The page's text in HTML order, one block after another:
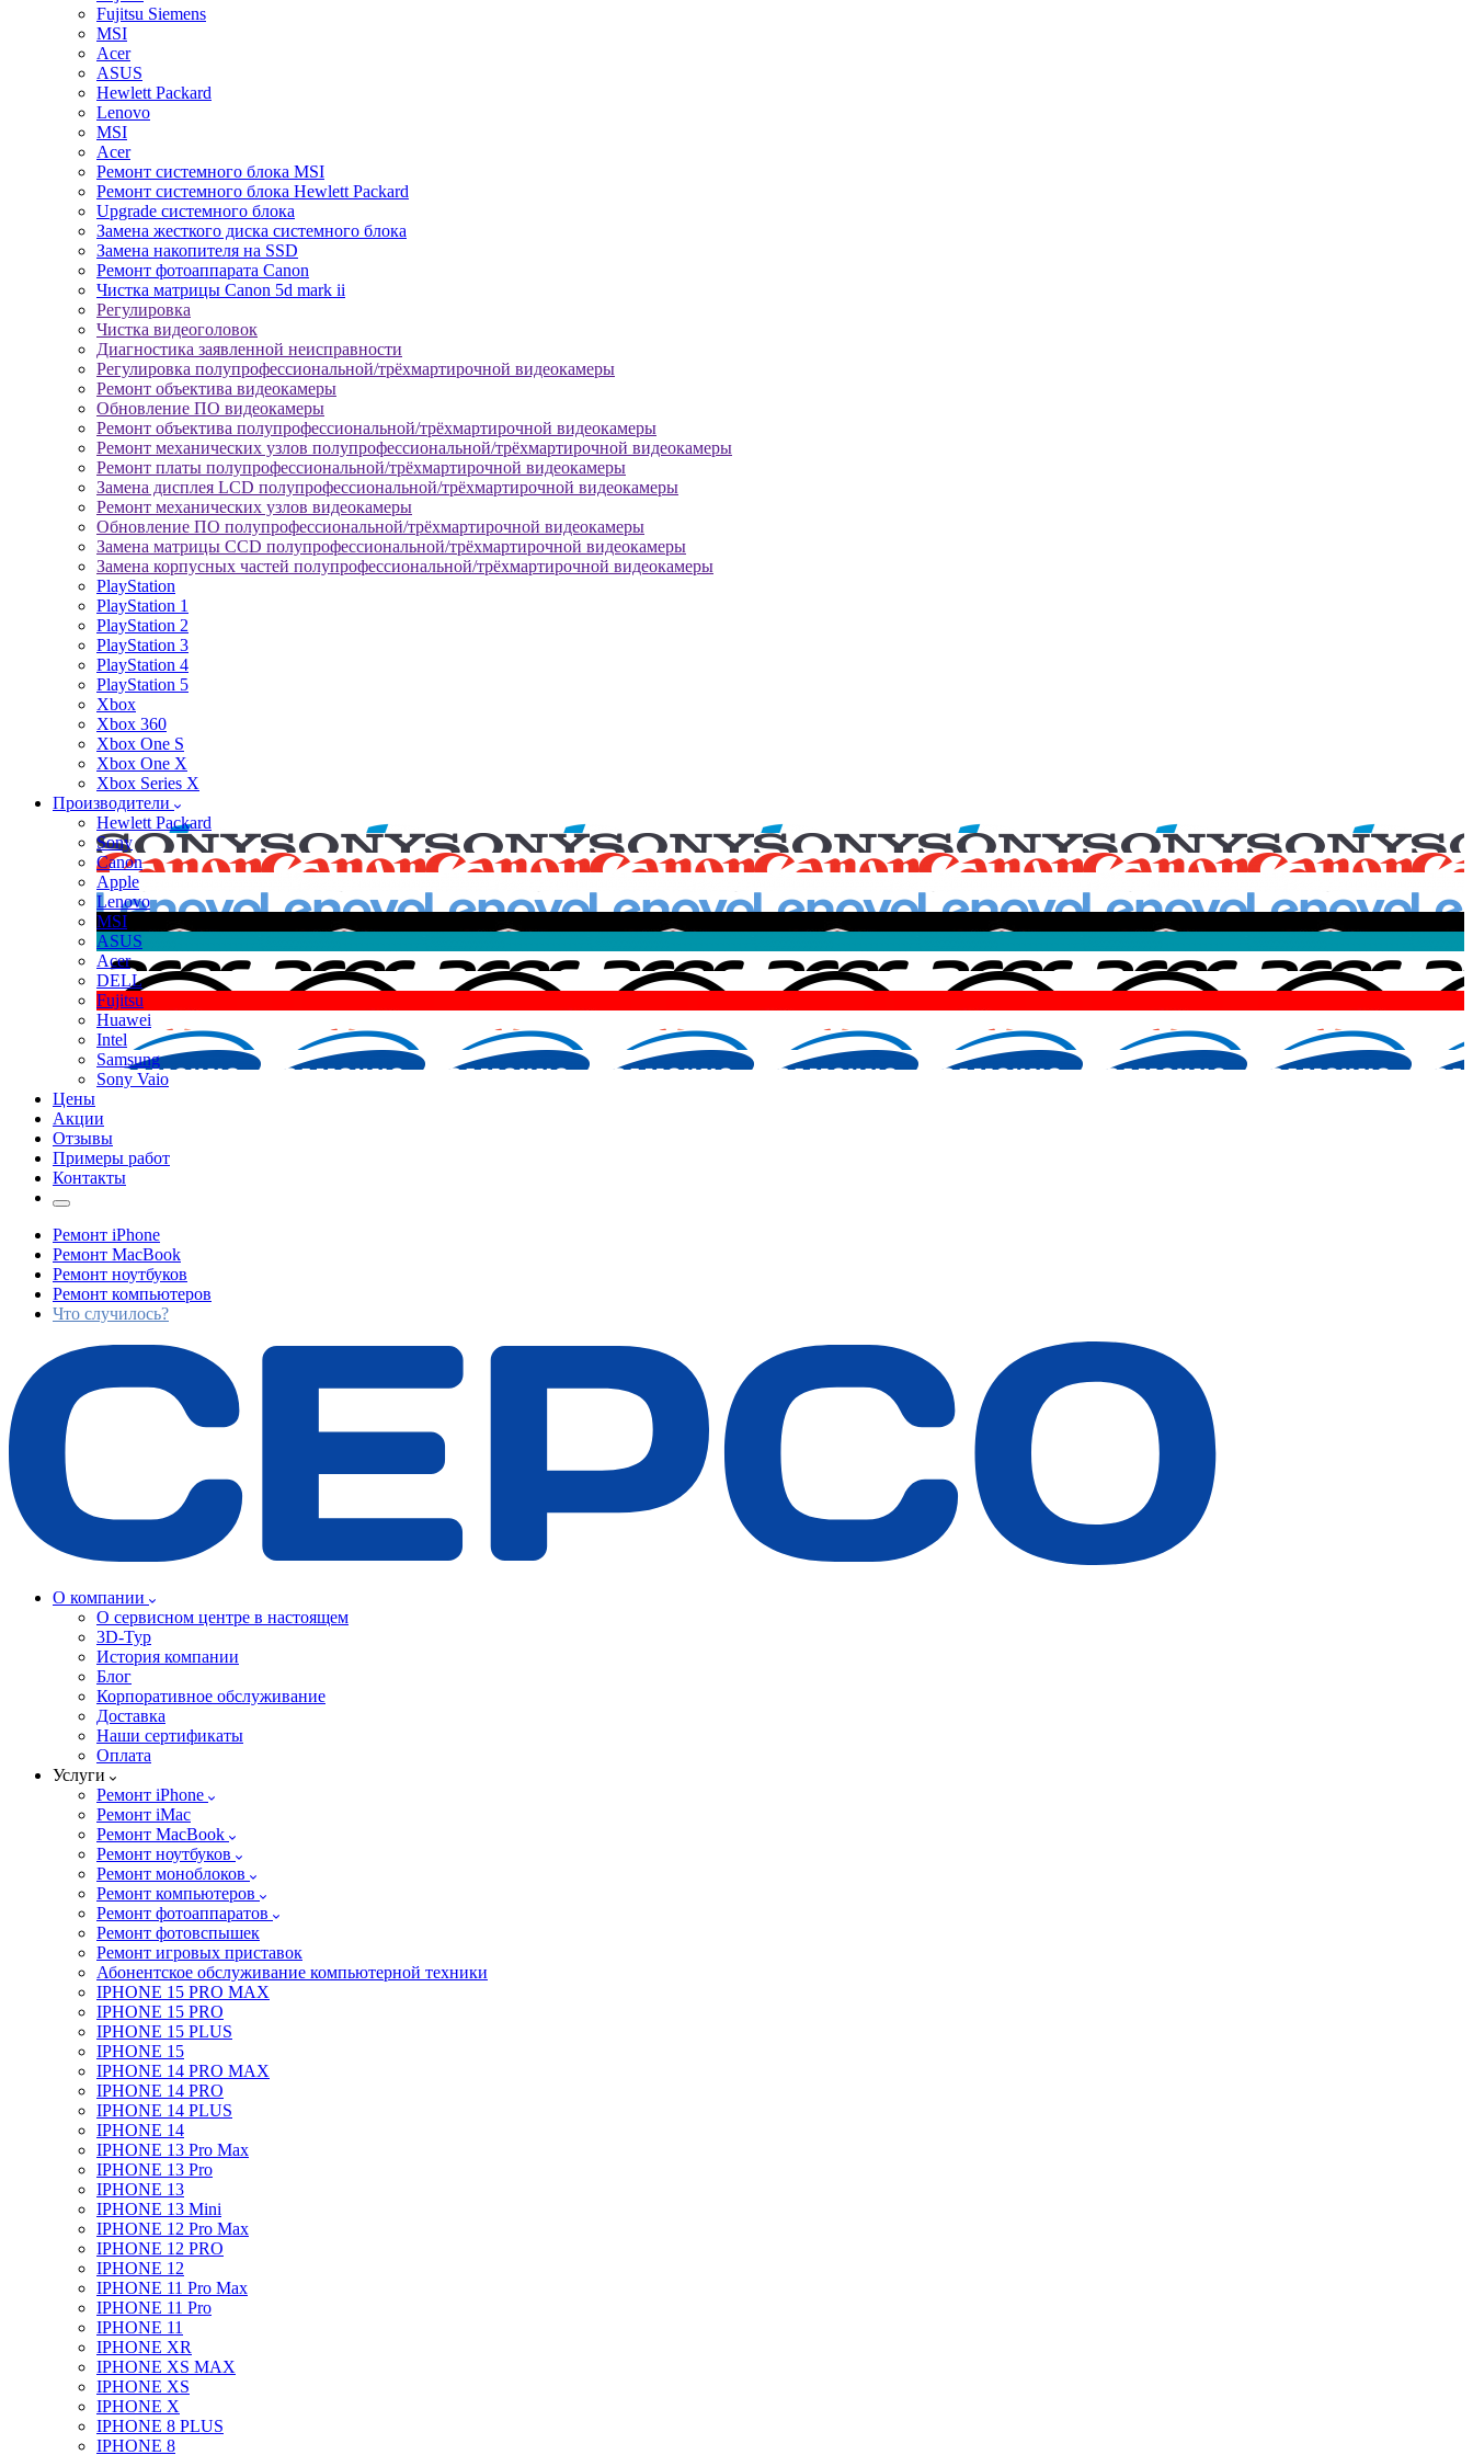
Fujitsu Siemens
MSI
Acer
ASUS
Hewlett Packard
Lenovo
MSI
Acer
Ремонт системного блока MSI
Ремонт системного блока Hewlett Packard
Upgrade системного блока
Замена жесткого диска системного блока
Замена накопителя на SSD
Ремонт фотоаппарата Canon
Чистка матрицы Canon 5d mark ii
Регулировка
Чистка видеоголовок
Диагностика заявленной неисправности
Регулировка полупрофессиональной/трёхмартирочной видеокамеры
Ремонт объектива видеокамеры
Обновление ПО видеокамеры
Ремонт объектива полупрофессиональной/трёхмартирочной видеокамеры
Ремонт механических узлов полупрофессиональной/трёхмартирочной видеокамеры
Ремонт платы полупрофессиональной/трёхмартирочной видеокамеры
Замена дисплея LCD полупрофессиональной/трёхмартирочной видеокамеры
Ремонт механических узлов видеокамеры
Обновление ПО полупрофессиональной/трёхмартирочной видеокамеры
Замена матрицы CCD полупрофессиональной/трёхмартирочной видеокамеры
Замена корпусных частей полупрофессиональной/трёхмартирочной видеокамеры
PlayStation
PlayStation 1
PlayStation 2
PlayStation 3
PlayStation 4
PlayStation 5
Xbox
Xbox 360
Xbox One S
Xbox One X
Xbox Series X
Производители
Hewlett Packard
Sony
Canon
Apple
Lenovo
MSI
ASUS
Acer
DELL
Fujitsu
Huawei
Intel
Samsung
Sony Vaio
Цены
Акции
Отзывы
Примеры работ
Контакты
Ремонт iPhone
Ремонт MacBook
Ремонт ноутбуков
Ремонт компьютеров
Что случилось?
О компании
О сервисном центре в настоящем
3D-Тур
История компании
Блог
Корпоративное обслуживание
Доставка
Наши сертификаты
Оплата
Услуги
Ремонт iPhone
Ремонт iMac
Ремонт MacBook
Ремонт ноутбуков
Ремонт моноблоков
Ремонт компьютеров
Ремонт фотоаппаратов
Ремонт фотовспышек
Ремонт игровых приставок
Абонентское обслуживание компьютерной техники
IPHONE 15 PRO MAX
IPHONE 15 PRO
IPHONE 15 PLUS
IPHONE 15
IPHONE 14 PRO MAX
IPHONE 14 PRO
IPHONE 14 PLUS
IPHONE 14
IPHONE 13 Pro Max
IPHONE 13 Pro
IPHONE 13
IPHONE 13 Mini
IPHONE 12 Pro Max
IPHONE 12 PRO
IPHONE 12
IPHONE 11 Pro Max
IPHONE 11 Pro
IPHONE 11
IPHONE XR
IPHONE XS MAX
IPHONE XS
IPHONE X
IPHONE 8 PLUS
IPHONE 8